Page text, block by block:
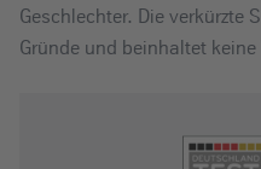
Geschlechter. Die verkürzte
Gründe und beinhaltet keine